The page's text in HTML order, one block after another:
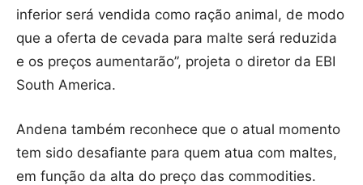
inferior será vendida como ração animal, de modo
que a oferta de cevada para malte será reduzida
e os preços aumentarão”, projeta o diretor da EBI
South America.
Andena também reconhece que o atual momento
tem sido desafiante para quem atua com maltes,
em função da alta do preço das commodities.